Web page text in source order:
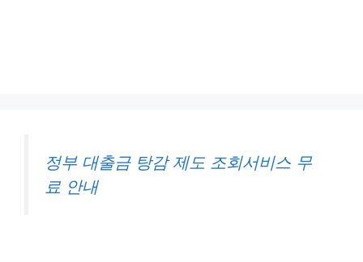
정부 대출금 탕감 제도 조회서비스 무
료 안내